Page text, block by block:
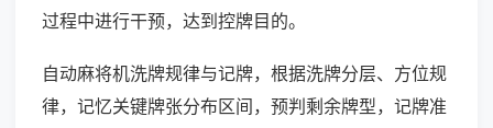
过程中进行干预，达到控牌目的。
自动麻将机洗牌规律与记牌，根据洗牌分层、方位规
律，记忆关键牌张分布区间，预判剩余牌型，记牌准